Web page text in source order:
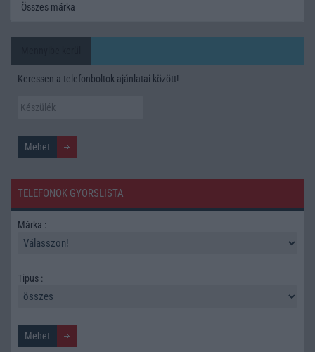
Összes márka
Keressen a telefonboltok ajánlatai között!
TELEFONOK GYORSLISTA
Márka :
Tipus :